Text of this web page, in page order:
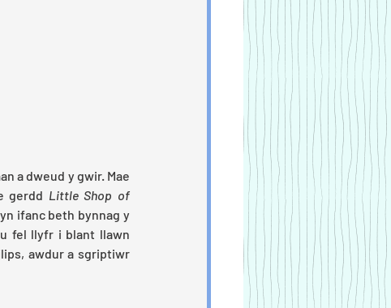
a dweud y gwir. Mae
gerdd Little Shop of
ifanc beth bynnag y
fel llyfr i blant llawn
awdur a sgriptiwr